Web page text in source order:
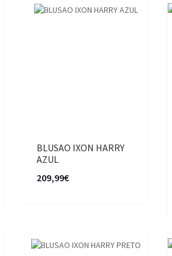
BLUSAO IXON HARRY
AZUL
209,99€